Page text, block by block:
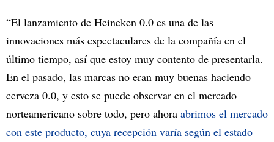
“El lanzamiento de Heineken 0.0 es una de las
innovaciones más espectaculares de la compañía en el
último tiempo, así que estoy muy contento de presentarla.
En el pasado, las marcas no eran muy buenas haciendo
cerveza 0.0, y esto se puede observar en el mercado
norteamericano sobre todo, pero ahora abrimos el mercado
con este producto, cuya recepción varía según el estado